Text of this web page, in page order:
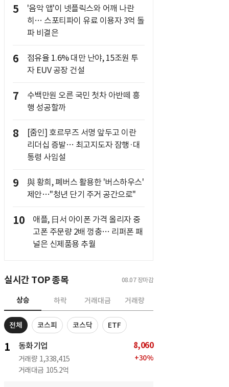
5
'음악 앱'이 넷플릭스와 어깨 나란
히… 스포티파이 유료 이용자 3억 돌
파 비결은
6
점유율 1.6% 대만 난야, 15조원 투
자 EUV 공장 건설
7
수백만원 오른 국민 첫차 아반떼 흥
행 성공할까
8
[줌인] 호르무즈 서명 앞두고 이란
리더십 증발… 최고지도자 잠행·대
통령 사임설
9
與 황희, 폐버스 활용한 '버스하우스'
제안…"청년 단기 주거 공간으로"
10
애플, 日서 아이폰 가격 올리자 중
고폰 주문량 2배 껑충… 리퍼폰 패
널은 신제품용 추월
실시간 TOP 종목 08.07 장마감
상승 하락 거래대금 거래량
전체 코스피 코스닥 ETF
1 동화기업
거래량 1,338,415
거래대금 105.2억
8,060
+30%